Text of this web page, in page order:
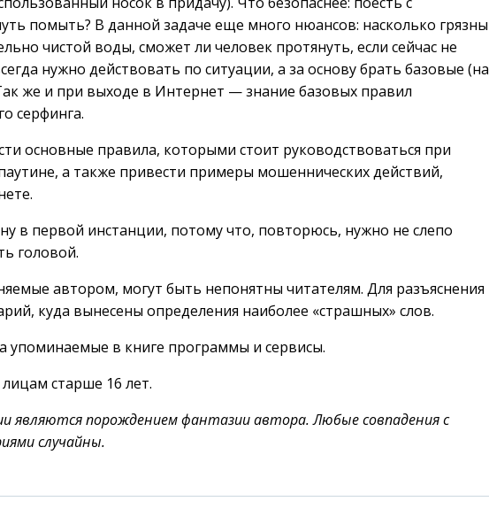
помыть? В данной задаче еще много нюансов: насколько грязны
чистой воды, сможет ли человек протянуть, если сейчас не
нужно действовать по ситуации, а за основу брать базовые (на
же и при выходе в Интернет — знание базовых правил
серфинга.
основные правила, которыми стоит руководствоваться при
а также привести примеры мошеннических действий,
в первой инстанции, потому что, повторюсь, нужно не слепо
головой.
автором, могут быть непонятны читателям. Для разъяснения
куда вынесены определения наиболее «страшных» слов.
упоминаемые в книге программы и сервисы.
старше 16 лет.
являются порождением фантазии автора. Любые совпадения с
случайны.